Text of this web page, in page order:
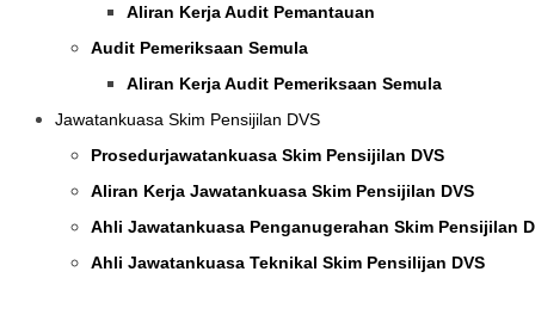
Aliran Kerja Audit Pemantauan
Audit Pemeriksaan Semula
Aliran Kerja Audit Pemeriksaan Semula
Jawatankuasa Skim Pensijilan DVS
Prosedurjawatankuasa Skim Pensijilan DVS
Aliran Kerja Jawatankuasa Skim Pensijilan DVS
Ahli Jawatankuasa Penganugerahan Skim Pensijilan
Ahli Jawatankuasa Teknikal Skim Pensilijan DVS